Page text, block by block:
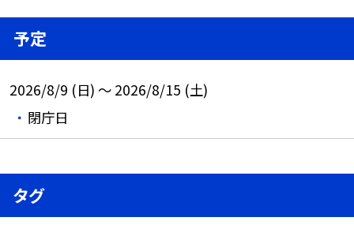
予定
2026/8/9 (日) ～ 2026/8/15 (土)
閉庁日
タグ